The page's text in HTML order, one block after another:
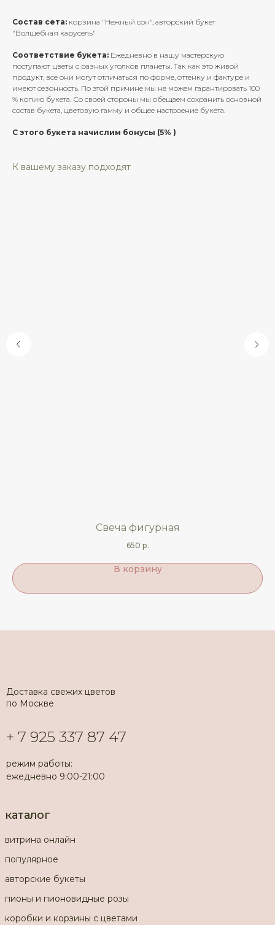
Состав сета: корзина "Нежный сон", авторский букет
"Волшебная карусель"
Соответствие букета: Ежедневно в нашу мастерскую
поступают цветы с разных уголков планеты. Так как это живой
продукт, все они могут отличаться по форме, оттенку и фактуре и
имеют сезонность. По этой причине мы не можем гарантировать 100
% копию букета. Со своей стороны мы обещаем сохранить основной
состав букета, цветовую гамму и общее настроение букета.
С этого букета начислим бонусы (5% )
К вашему заказу подходят
Свеча фигурная
650 р.
В корзину
Доставка свежих цветов
по Москве
популярное
авторские букеты
пионы и пионовидные розы
коробки и корзины с цветами
каталог
витрина онлайн
+ 7 925 337 87 47
режим работы:
ежедневно 9:00-21:00